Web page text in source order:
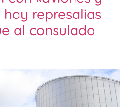
hay represalias
al consulado